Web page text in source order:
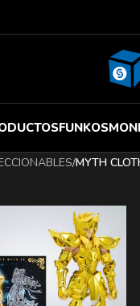
FUNKOS
/MYTH